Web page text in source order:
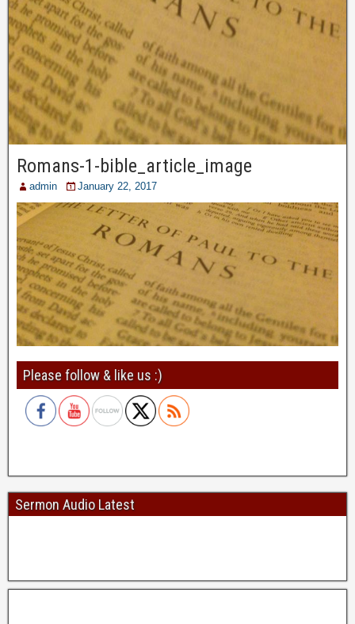
Romans-1-bible_article_image
admin January 22, 2017
Please follow & like us :)
Sermon Audio Latest